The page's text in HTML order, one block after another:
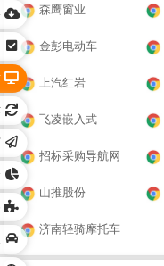
森鹰窗业
金彭电动车
上汽红岩
飞凌嵌入式
招标采购导航网
山推股份
济南轻骑摩托车